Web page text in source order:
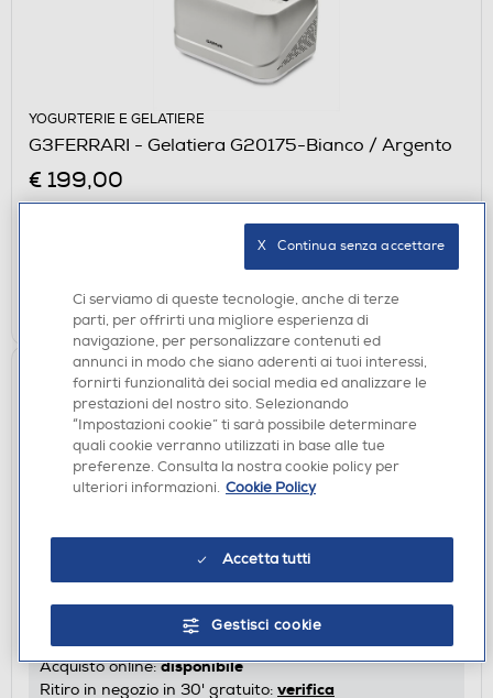
YOGURTERIE E GELATIERE
G3FERRARI - Gelatiera G20175-Bianco / Argento
€ 199,00
Ritiro in negozio in 30' gratuito: verifica
AGGIUNGI
SMEG - TSSR02 (Pinze Tostapane)
Acquisto online:disponibile
Ritiro in negozio in 30' gratuito: verifica
Ci serviamo di queste tecnologie, anche di terze
parti, per offrirti una migliore esperienza di
navigazione, per personalizzare contenuti ed
annunci in modo che siano aderenti ai tuoi interessi,
fornirti funzionalità dei social media ed analizzare le
prestazioni del nostro sito. Selezionando
“Impostazioni cookie” ti sarà possibile determinare
quali cookie verranno utilizzati in base alle tue
preferenze. Consulta la nostra cookie policy per
ulteriori informazioni. Cookie Policy
Accetta tutti
Gestisci cookie
X   Continua senza accettare